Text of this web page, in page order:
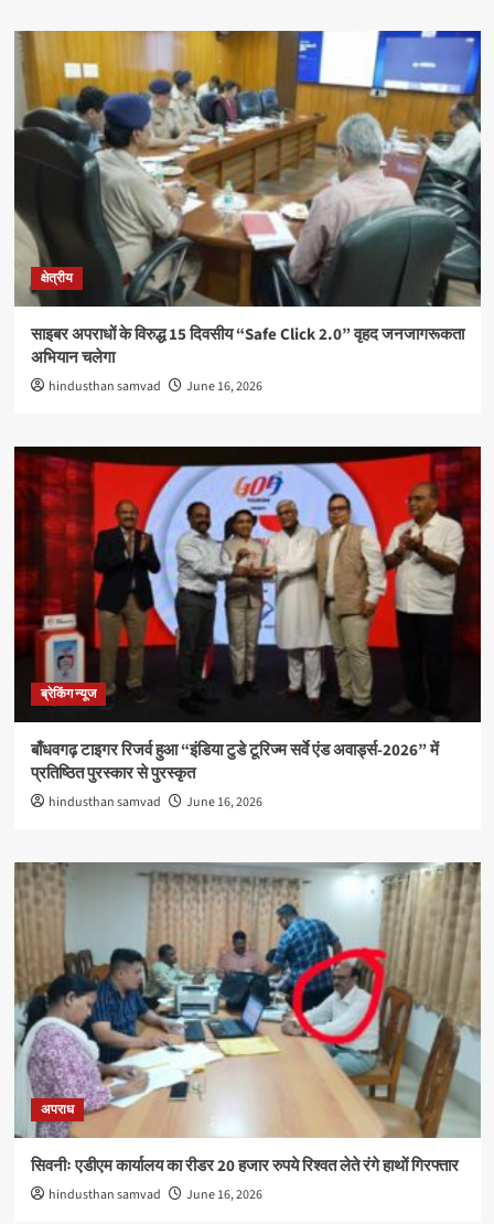
क्षेत्रीय
साइबर अपराधों के विरुद्ध 15 दिवसीय “Safe Click 2.0” वृहद जनजागरूकता
अभियान चलेगा
hindusthan samvad June 16, 2026
ब्रेकिंग न्यूज
बाँधवगढ़ टाइगर रिजर्व हुआ “इंडिया टुडे टूरिज्म सर्वे एंड अवार्ड्स-2026” में
प्रतिष्ठित पुरस्कार से पुरस्कृत
hindusthan samvad June 16, 2026
अपराध
सिवनीः एडीएम कार्यालय का रीडर 20 हजार रुपये रिश्वत लेते रंगे हाथों गिरफ्तार
hindusthan samvad June 16, 2026